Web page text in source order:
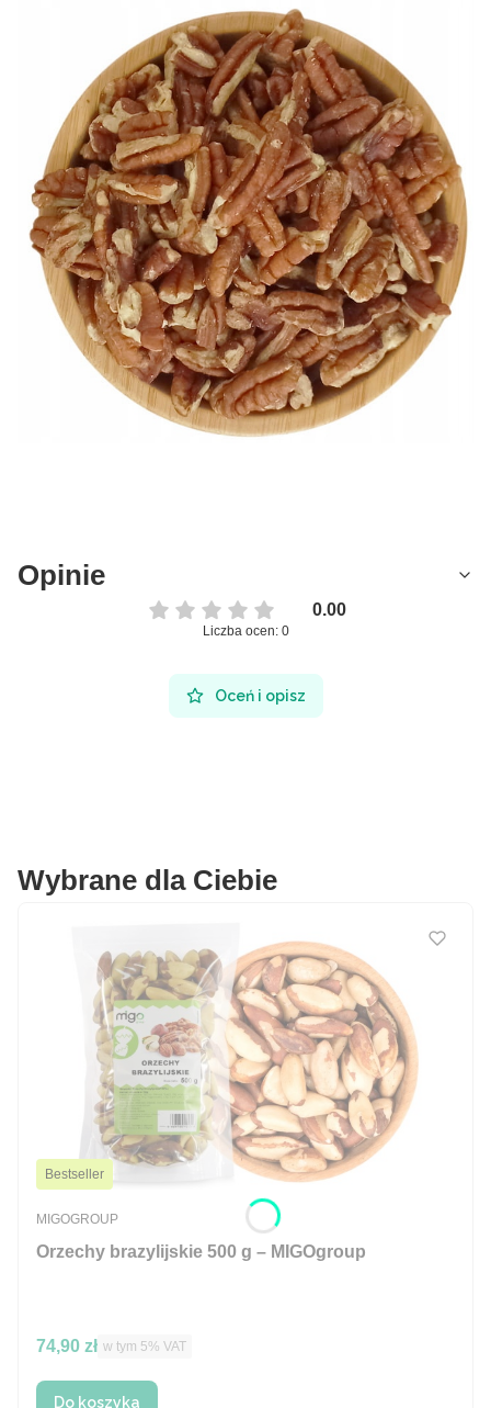
Opinie
0.00
Liczba ocen: 0
Oceń i opisz
Wybrane dla Ciebie
Bestseller
Orzechy brazylijskie 500 g – MIGOgroup
PRODUCENT
MIGOGROUP
Cena brutto
74,90 zł w tym %s VAT
w tym 5% VAT
Do koszyka